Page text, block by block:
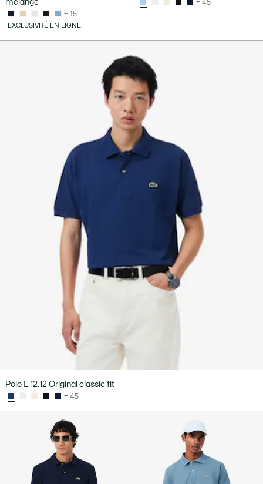
mélangé
+ 15
EXCLUSIVITÉ EN LIGNE
+ 45
Polo L.12.12 Original classic fit
+ 45